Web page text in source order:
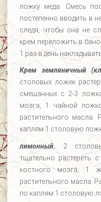
ложку меда. Смесь
постепенно вводить в
следя, чтобы она не
крем переложить в
1 раз в день
Крем земляничный
столовых ложек
смешанных с 2-3
мозга, 1 чайной
растительного масла.
каплям 1 столовую
лимонный.
2
тщательно растереть
костного мозга, 1
растительного масла.
по каплям 1 столовую